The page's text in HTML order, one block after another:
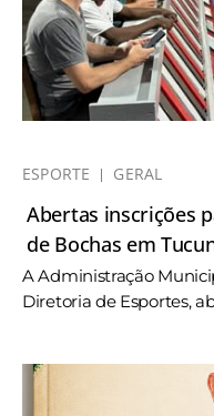
ESPORTE GERAL
Abertas inscrições
de Bochas em
A Administração
Diretoria de Esportes,